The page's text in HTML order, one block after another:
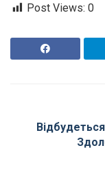
Post Views: 0